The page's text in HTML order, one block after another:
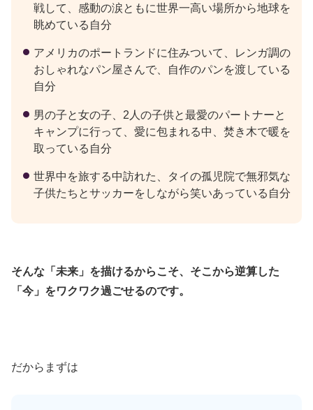
戦して、感動の涙ともに世界一高い場所から地球を
眺めている自分
アメリカのポートランドに住みついて、レンガ調の
おしゃれなパン屋さんで、自作のパンを渡している
自分
男の子と女の子、2人の子供と最愛のパートナーと
キャンプに行って、愛に包まれる中、焚き木で暖を
取っている自分
世界中を旅する中訪れた、タイの孤児院で無邪気な
子供たちとサッカーをしながら笑いあっている自分
そんな「未来」を描けるからこそ、そこから逆算した
「今」 をワクワク過ごせるのです。
だからまずは